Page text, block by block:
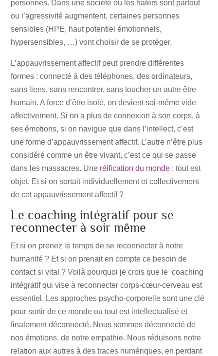
personnes. Dans une société ou les haters sont partout
ou l’agressivité augmentent, certaines personnes
sensibles (HPE, haut potentiel émotionnels,
hypersensibles, …) vont choisir de se protéger.
L’appauvrissement affectif peut prendre différentes
formes : connecté à des téléphones, des ordinateurs,
sans liens, sans rencontrer, sans toucher un autre être
humain. A force d’être isolé, on devient soi-même vide
affectivement. Si on a plus de connexion à son corps, à
ses émotions, si on navigue que dans l’intellect, c’est
une forme d’appauvrissement affectif. L’autre n’être plus
considéré comme un être vivant, c’est ce qui se passe
dans les massacres. Une réification du monde : tout est
objet. Et si on sortait individuellement et collectivement
de cet appauvrissement affectif ?
Le coaching intégratif pour se
reconnecter à soir même
Et si on prenez le temps de se reconnecter à notre
humanité ? Et si on prenait en compte ce besoin de
contact si vital ? Voilà pourquoi je crois que le coaching
intégratif qui vise à reconnecter corps-cœur-cerveau est
essentiel. Les approches psycho-corporelle sont une clé
pour sortir de ce monde ou tout est intellectualisé et
finalement déconnecté. Nous sommes déconnecté de
nos émotions, de notre empathie. Nous réduisons notre
relation aux autres à des traces numériques, en perdant